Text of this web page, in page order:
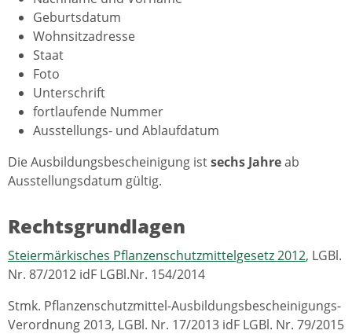
Geburtsdatum
Wohnsitzadresse
Staat
Foto
Unterschrift
fortlaufende Nummer
Ausstellungs- und Ablaufdatum
Die Ausbildungsbescheinigung istsechs Jahreab
Ausstellungsdatum gültig.
Rechtsgrundlagen
Steiermärkisches Pflanzenschutzmittelgesetz 2012, LGBl.
Nr. 87/2012 idF LGBl.Nr. 154/2014
Stmk. Pflanzenschutzmittel-Ausbildungsbescheinigungs-
Verordnung 2013, LGBl. Nr. 17/2013 idF LGBl. Nr. 79/2015